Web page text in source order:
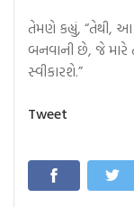
તેમણે કહ્યું, “તેથી,
બનવાની છે, જે મારે
સ્વીકારશે.”
Tweet